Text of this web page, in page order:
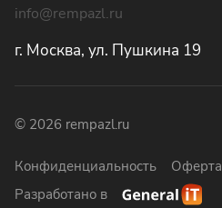
info@rempazl.ru
г. Москва, ул. Пушкина 19
© 2026 rempazl.ru
Конфиденциальность
Оферта
Разработано в